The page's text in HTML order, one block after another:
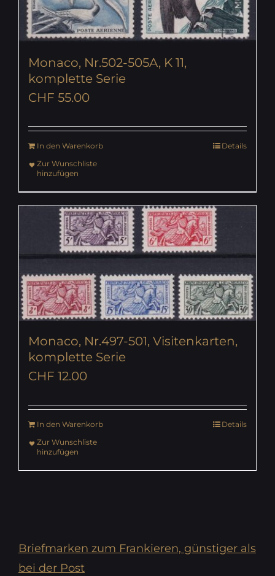
Monaco, Nr.502-505A, K 11,
komplette Serie
CHF 55.00
In den Warenkorb
Details
Zur Wunschliste
hinzufügen
Monaco, Nr.497-501, Visitenkarten,
komplette Serie
CHF 12.00
In den Warenkorb
Details
Zur Wunschliste
hinzufügen
Briefmarken zum Frankieren, günstiger als
bei der Post